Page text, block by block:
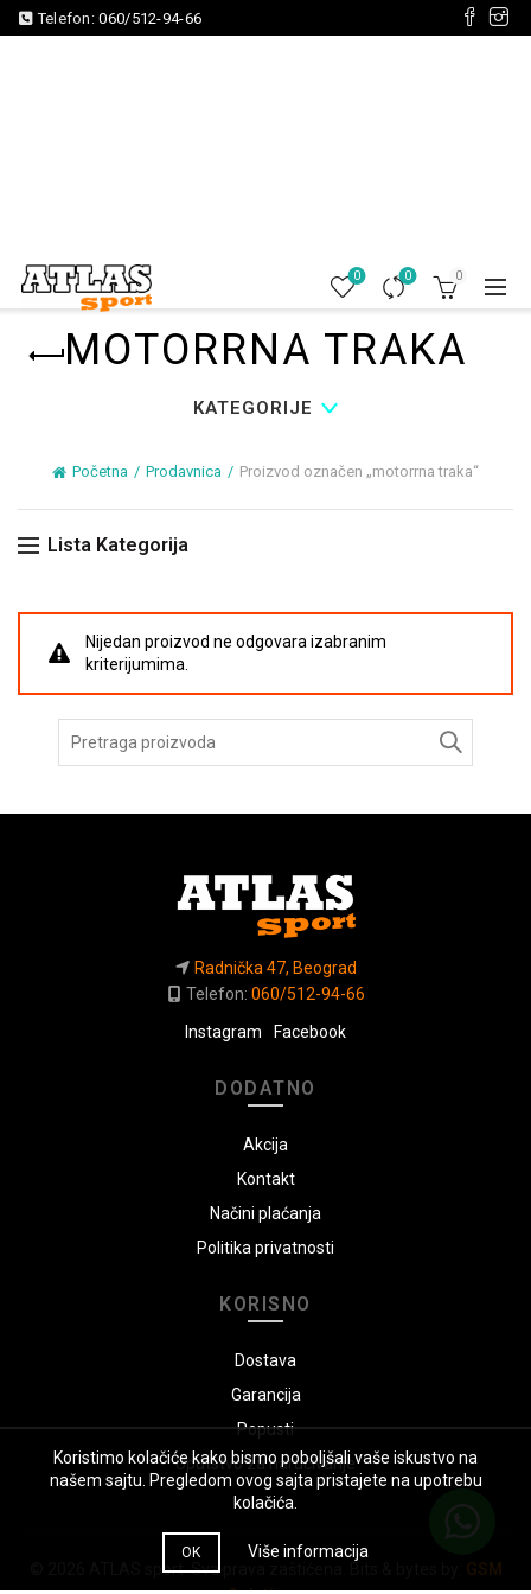
Telefon:060/512-94-66
0 0 0
MOTORRNA TRAKA
KATEGORIJE
Početna Prodavnica Proizvod označen „motorrna traka“
Lista Kategorija
Nijedan proizvod ne odgovara izabranim
kriterijumima.
Radnička 47, Beograd
Telefon: 060/512-94-66
Instagram
Facebook
DODATNO
Akcija
Kontakt
Načini plaćanja
Politika privatnosti
KORISNO
Dostava
Garancija
Popusti
Uputstvo za naručivanje
ATLAS sport. Sva prava zaštićena. Bits & bytes by: GSM
Koristimo kolačiće kako bismo poboljšali vaše iskustvo na
našem sajtu. Pregledom ovog sajta pristajete na upotrebu
kolačića.
OK Više informacija